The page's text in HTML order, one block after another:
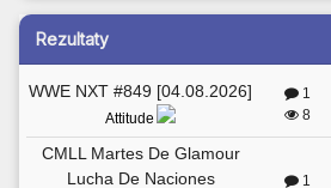
Rezultaty
WWE NXT #849 [04.08.2026]
Attitude
1
8
CMLL Martes De Glamour
Lucha De Naciones
1